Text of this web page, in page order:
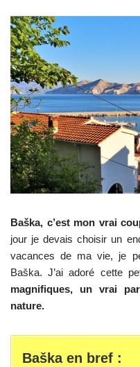
Baška, c’est mon vrai
jour je devais choisir un
vacances de ma vie, je
Baška. J’ai adoré cette
magnifiques, un vrai
nature.
Baška en bref :